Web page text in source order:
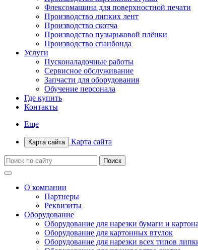
Флексомашина для поверхностной печати
Производство липких лент
Производство скотча
Производство пузырьковой плёнки
Производство спанбонда
Услуги
Пусконаладочные работы
Сервисное обслуживание
Запчасти для оборудования
Обучение персонала
Где купить
Контакты
Еще
Карта сайта Карта сайта
О компании
Партнеры
Реквизиты
Оборудование
Оборудование для нарезки бумаги и картона
Оборудование для картонных втулок
Оборудование для нарезки всех типов